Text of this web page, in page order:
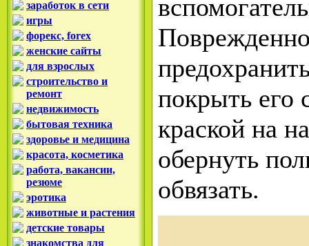
заработок в сети
игры
форекс, forex
женские сайты
для взрослых
строительство и
ремонт
недвижимость
бытовая техника
здоровье и медицина
красота, косметика
работа, вакансии,
резюме
эротика
животные и растения
детские товары
знакомства для
покрыть его
краской на
обернуть
обвязать.